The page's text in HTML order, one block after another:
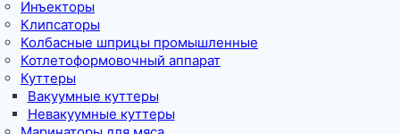
Инъекторы
Клипсаторы
Колбасные шприцы промышленные
Котлетоформовочный аппарат
Куттеры
Вакуумные куттеры
Невакуумные куттеры